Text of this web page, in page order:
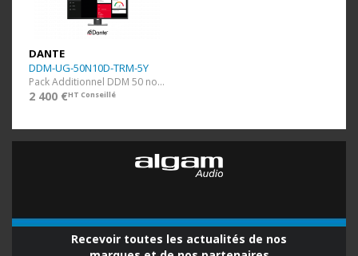
DANTE
DDM-UG-50N10D-TRM-5Y
Pack Additionnel DDM 50 nodes et 10 domaines + 5 ans
2 400 €HT Conseillé
Recevoir toutes les actualités de nos